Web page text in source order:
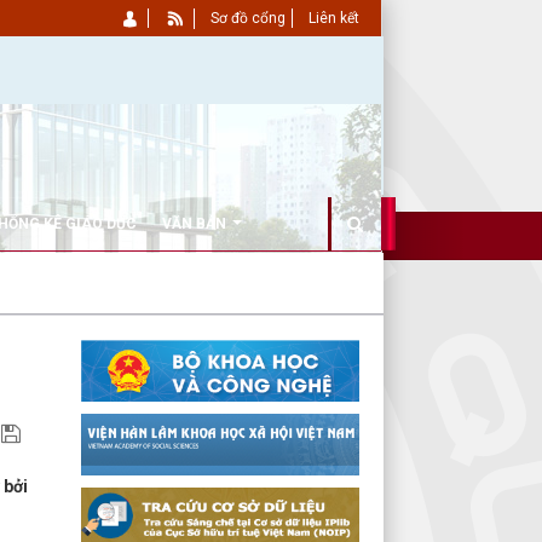
KÊ GIÁO DỤC VĂN BẢN
Sơ đồ cổng Liên kết
bởi